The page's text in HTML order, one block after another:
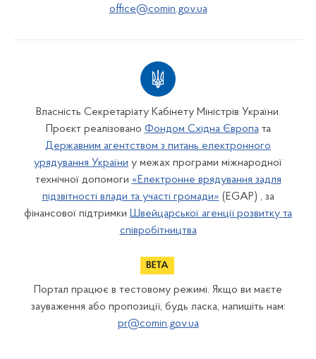
office@comin.gov.ua
Власність Секретаріату Кабінету Міністрів України.
Проєкт реалізовано Фондом Східна Європата
Державним агентством з питань електронного
урядування України у межах програми міжнародної
технічної допомоги «Електронне врядування задля
підзвітності влади та участі громади» (EGAP) , за
фінансової підтримки Швейцарської агенції розвитку та
співробітництва
Портал працює в тестовому режимі. Якщо ви маєте
зауваження або пропозиції, будь ласка, напишіть нам:
pr@comin.gov.ua